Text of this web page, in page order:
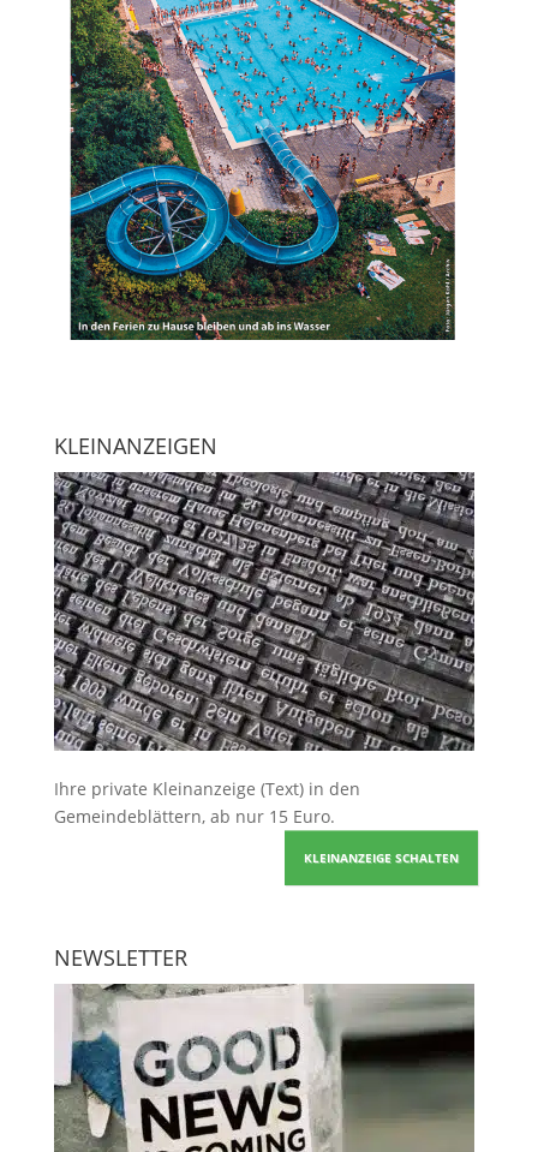
KLEINANZEIGEN
Ihre private Kleinanzeige (Text) in den
Gemeindeblättern, ab nur 15 Euro.
KLEINANZEIGE SCHALTEN
NEWSLETTER